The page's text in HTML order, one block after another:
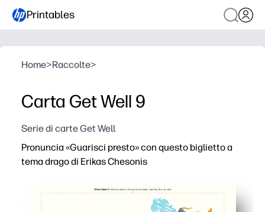
Printables
Home>Raccolte>
Carta Get Well 9
Serie di carte Get Well
Pronuncia «Guarisci presto» con questo biglietto a
tema drago di Erikas Chesonis
Puoi stampare, piegare e consegnare in pochi minuti,
La stravagante arte del drago solleva lo spirito per